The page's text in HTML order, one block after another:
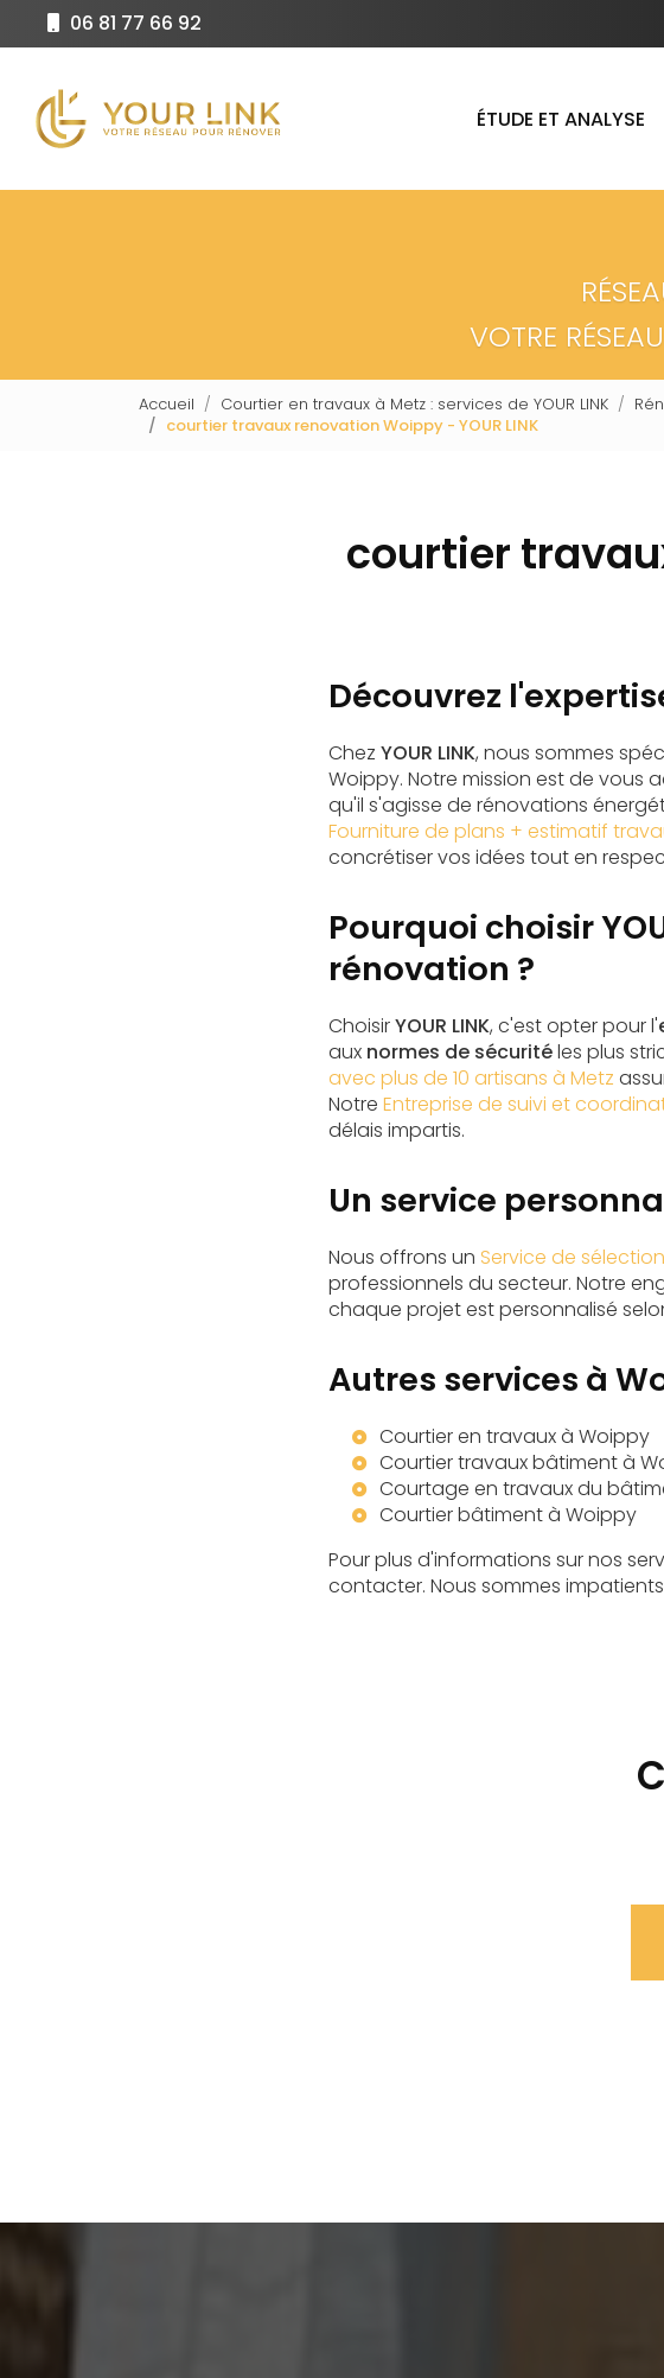
principal
06 81 77 66 92
ÉTUDE ET ANALYSE
VOTRE
Accueil Courtier en travaux à Metz : services de YOUR LINK
courtier travaux renovation Woippy - YOUR LINK
courtier
Découvrez
Chez YOUR LINK, nous sommes
Woippy. Notre mission est de vous
qu'il s'agisse de rénovations
Fourniture de plans + estimatif
concrétiser vos idées tout en
Pourquoi choisir
rénovation ?
ChoisirYOUR LINK, c'est opter pour l'
aux normes de sécuritéles plus
avec plus de 10 artisans à Metz
Notre Entreprise de suivi et
délais impartis.
Un service
Nous offrons un Service de
professionnels du secteur. Notre
chaque projet est personnalisé
Autres services à
Courtier en travaux à Woippy
Courtier travaux bâtiment à
Courtage en travaux du
Courtier bâtiment à Woippy
Pour plus d'informations sur nos
contacter. Nous sommes